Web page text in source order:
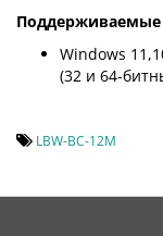
Windows
(32 и 64-
LBW-BC-12M